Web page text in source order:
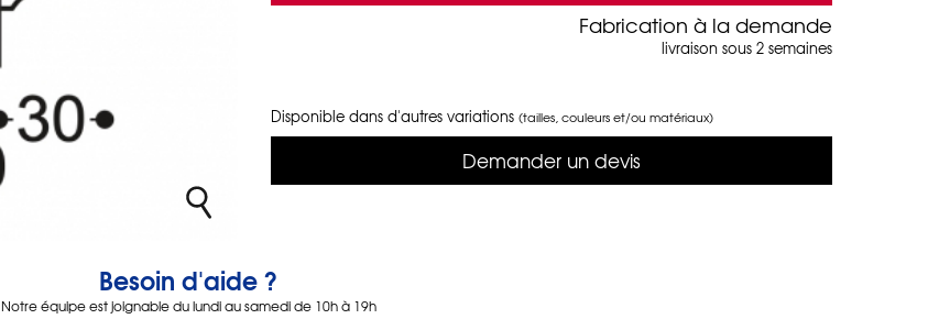
Fabrication à la demande
livraison sous 2 semaines
Disponible dans d'autres variations (tailles, couleurs et/ou matériaux)
Demander un devis
Besoin d'aide ?
Notre équipe est joignable du lundi au samedi de 10h à 19h